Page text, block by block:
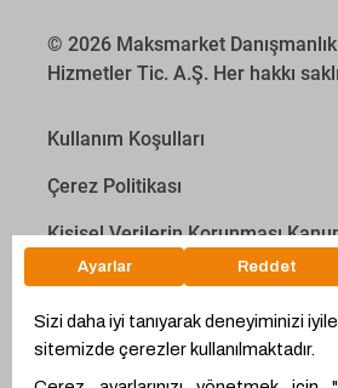
© 2026 Maksmarket
Hizmetler Tic. A.Ş. Her hakkı
Kullanım Koşulları
Çerez Politikası
Kişisel Verilerin Korunması
İletişim Aydınlatma Metni
Proyakıt
Ödeme Hesaplama Aracı